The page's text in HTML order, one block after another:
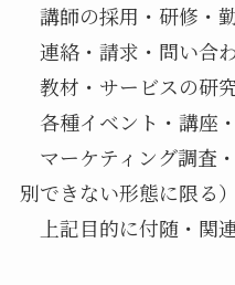
講師の採用・研修・
連絡・請求・問い合
教材・サービスの研
各種イベント・講座
マーケティング調査
別できない形態に限る）
上記目的に付随・関